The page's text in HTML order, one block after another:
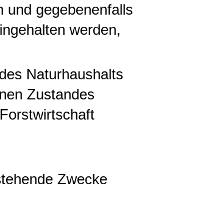
und gegebenenfalls
werden,
Naturhaushalts
Zustandes
Zwecke